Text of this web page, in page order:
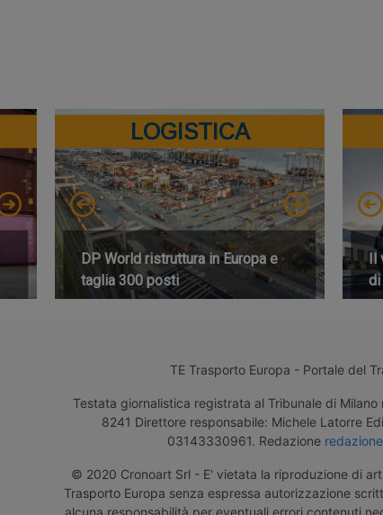
LOGISTICA
DP World ristruttura in Europa e
taglia 300 posti
Il
TE Trasporto Europa - Portale del
Testata giornalistica registrata al Tribunale di
8241 Direttore responsabile: Michele Latorre
03143330961. Redazione
© 2020 Cronoart Srl - E' vietata la riproduzione di
Trasporto Europa senza espressa autorizzazione
alcuna responsabilità per eventuali errori contenuti